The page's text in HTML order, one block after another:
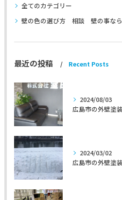
全てのカテゴリー
壁の色の選び方 相談 壁の事なら
最近の投稿 Recent Posts
2024/08/03
2024/03/02